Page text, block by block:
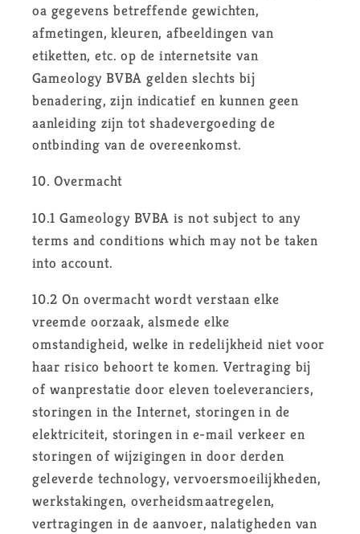
oa gegevens betreffende gewichten,
afmetingen, kleuren, afbeeldingen van
etiketten, etc. op de internetsite van
Gameology BVBA gelden slechts bij
benadering, zijn indicatief en kunnen geen
aanleiding zijn tot shadevergoeding de
ontbinding van de overeenkomst.
10. Overmacht
10.1 Gameology BVBA is not subject to any
terms and conditions which may not be taken
into account.
10.2 On overmacht wordt verstaan elke
vreemde oorzaak, alsmede elke
omstandigheid, welke in redelijkheid niet voor
haar risico behoort te komen. Vertraging bij
of wanprestatie door eleven toeleveranciers,
storingen in the Internet, storingen in de
elektriciteit, storingen in e-mail verkeer en
storingen of wijzigingen in door derden
geleverde technology, vervoersmoeilijkheden,
werkstakingen, overheidsmaatregelen,
vertragingen in de aanvoer, nalatigheden van